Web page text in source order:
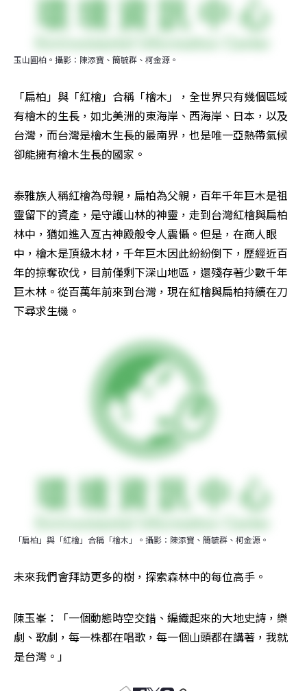
玉山圓柏。攝影：陳添寶、簡毓群、柯金源。
「扁柏」與「紅檜」合稱「檜木」，全世界只有幾個區域
有檜木的生長，如北美洲的東海岸、西海岸、日本，以及
台灣，而台灣是檜木生長的最南界，也是唯一亞熱帶­氣候
卻能擁有檜木生長的國家。
泰雅族人稱紅檜為母親，扁柏為父親，百年千年巨木是祖
靈留下的資產，是守護山林的神靈，走到台灣紅檜與扁柏
林中，猶如進入亙古神殿般令人震懾。但是，在商人眼
中，檜木是頂級木材，千年巨木因此紛紛倒下，歷經近百
年的掠奪砍伐，目前僅剩下深山地區，還殘存著少數千年
巨木林。從百萬年前來到台灣，現在紅檜與扁柏持續在刀
下尋求生機。
「扁柏」與「紅檜」合稱「檜木」。攝影：陳添寶、簡毓群、柯金源。
未來我們會拜訪更多的樹，探索森林中的每位高手。
陳玉峯：「一個動態時空交錯、編織起來的大地史詩，樂
劇、歌劇，每一株都在唱歌，每一個山頭都在講著，我就
是台灣。」